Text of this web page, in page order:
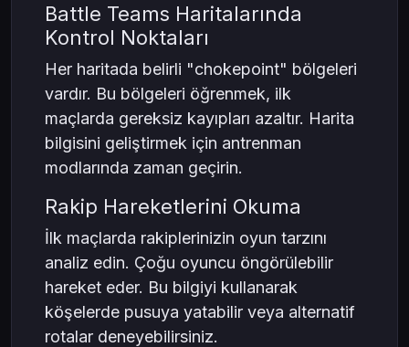
Battle Teams Haritalarında
Kontrol Noktaları
Her haritada belirli "chokepoint" bölgeleri
vardır. Bu bölgeleri öğrenmek, ilk
maçlarda gereksiz kayıpları azaltır. Harita
bilgisini geliştirmek için antrenman
modlarında zaman geçirin.
Rakip Hareketlerini Okuma
İlk maçlarda rakiplerinizin oyun tarzını
analiz edin. Çoğu oyuncu öngörülebilir
hareket eder. Bu bilgiyi kullanarak
köşelerde pusuya yatabilir veya alternatif
rotalar deneyebilirsiniz.